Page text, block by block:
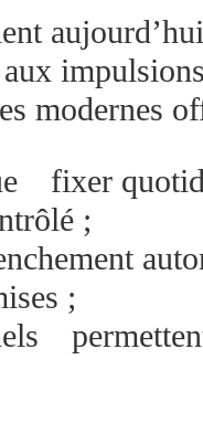
modernes
fixer
;
;